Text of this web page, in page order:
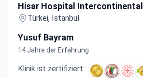
Hisar Hospital Intercontinental
Türkei, Istanbul
Yusuf Bayram
14 Jahre der Erfahrung
Klinik ist zertifiziert :